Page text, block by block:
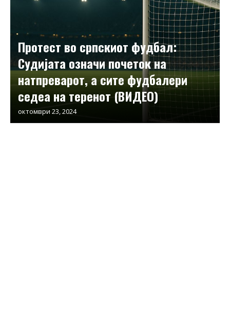
Протест во српскиот фудбал:
Судијата означи почеток на
натпреварот, а сите фудбалери
седеа на теренот (ВИДЕО)
октомври 23, 2024